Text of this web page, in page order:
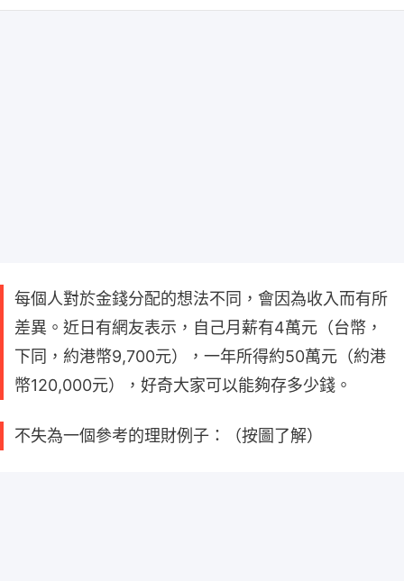
每個人對於金錢分配的想法不同，會因為收入而有所
差異。近日有網友表示，自己月薪有4萬元（台幣，
下同，約港幣9,700元），一年所得約50萬元（約港
幣120,000元），好奇大家可以能夠存多少錢。
不失為一個參考的理財例子：（按圖了解）